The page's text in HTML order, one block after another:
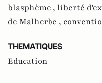
blasphème , liberté
de Malherbe ,
THEMATIQUES
Education